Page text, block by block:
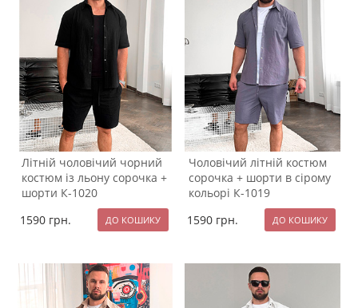
Літній чоловічий чорний
костюм із льону сорочка +
шорти К-1020
1590 грн.
Чоловічий літній костюм
сорочка + шорти в сірому
кольорі К-1019
1590 грн.